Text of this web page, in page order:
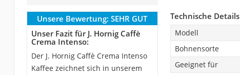
Unsere Bewertung: SEHR GUT
Unser Fazit für J. Hornig Caffè
Crema Intenso:
Der J. Hornig Caffè Crema Intenso
Kaffee zeichnet sich in unserem
Technische Details
Modell
Bohnensorte
Geeignet für